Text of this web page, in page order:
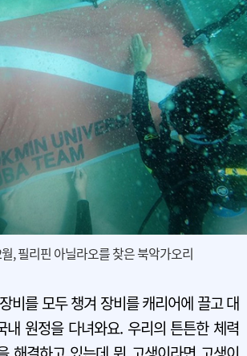
, 필리핀 아닐라오를 찾은 북악가오리
비를 모두 챙겨 장비를 캐리어에 끌고 대
내 원정을 다녀와요. 우리의 튼튼한 체력